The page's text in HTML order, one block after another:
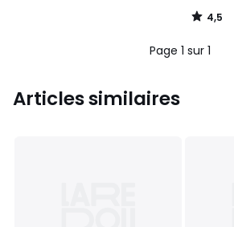
4,5
/
Page 1 sur 1
Articles similaires